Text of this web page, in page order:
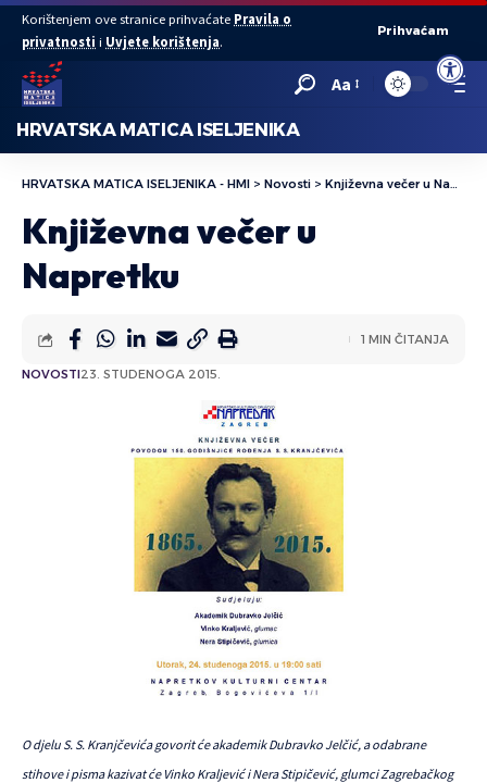
Open
Korištenjem ove stranice prihvaćate Pravila o
privatnosti i Uvjete korištenja.
Prihvaćam
Aa
HRVATSKA MATICA ISELJENIKA
HRVATSKA MATICA ISELJENIKA - HMI > Novosti > Književna večer u Napretku
Književna večer u
Napretku
NOVOSTI23. STUDENOGA 2015.
1 MIN ČITANJA
O djelu S. S. Kranjčevića govorit će akademik Dubravko Jelčić, a odabrane
stihove i pisma kazivat će Vinko Kraljević i Nera Stipičević, glumci Zagrebačkog